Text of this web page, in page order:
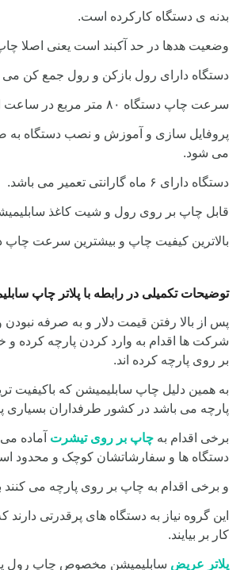
بدنه ی دستگاه کارکرده است.
وضعیت هدها در حد آکبند است یعنی اصلا چاپ
دستگاه دارای رول بازکن و رول جمع کن می
سرعت چاپ دستگاه ۸۰ متر مربع در ساعت است.
پروفایل سازی و آموزش و نصب دستگاه به
می شود.
دستگاه دارای ۶ ماه گارانتی تعمیر می باشد.
قابل چاپ بر روی رول و شیت کاغذ
بالاترین کیفیت چاپ و بیشترین سرعت چاپ
توضیحات تکمیلی در رابطه با پلاتر چاپ
پس از بالا رفتن قیمت دلار و به صرفه نبودن
شرکت ها اقدام به وارد کردن پارچه کرده و
بر روی پارچه کرده اند.
به همین دلیل چاپ سابلیمیشن که باکیفیت
پارچه می باشد در کشور طرفداران بسیاری
برخی اقدام بهچاپ بر روی تیشرت آماده
دستگاه ها و سفارشاتشان کوچک و محدود
و برخی اقدام به چاپ بر روی پارچه می
این گروه نیاز به دستگاه های پرقدرتی
کار بر بیایند.
پلاتر عریض سابلیمیشن مخصوص چاپ رول